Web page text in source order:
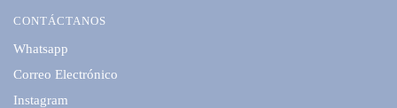
CONTÁCTANOS
Whatsapp
Correo Electrónico
Instagram